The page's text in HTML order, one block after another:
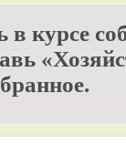
в курсе